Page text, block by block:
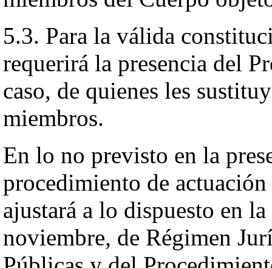
5.3. Para la válida
requerirá la presencia del
caso, de quienes les
miembros.
En lo no previsto en la
procedimiento de
ajustará a lo dispuesto en
noviembre, de Régimen